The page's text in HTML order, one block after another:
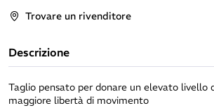
Trovare un rivenditore
Descrizione
Taglio pensato per donare un elevato livello
maggiore libertà di movimento